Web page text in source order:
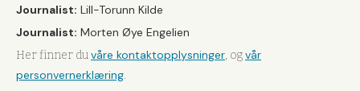
Journalist: Lill-Torunn Kilde
Journalist: Morten Øye Engelien
Her finner duvåre kontaktopplysninger, ogvår
personvernerklæring.